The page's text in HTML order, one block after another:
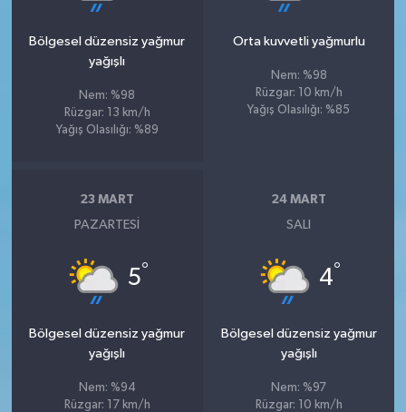
Bölgesel düzensiz yağmur
yağışlı
Nem: %98
Rüzgar: 13 km/h
Yağış Olasılığı: %89
Orta kuvvetli yağmurlu
Nem: %98
Rüzgar: 10 km/h
Yağış Olasılığı: %85
23 MART
PAZARTESI
5°
Bölgesel düzensiz yağmur
yağışlı
Nem: %94
Rüzgar: 17 km/h
24 MART
SALI
4°
Bölgesel düzensiz yağmur
yağışlı
Nem: %97
Rüzgar: 10 km/h